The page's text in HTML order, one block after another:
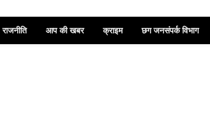
राजनीति आप की खबर क्राइम छग जनसंपर्क विभाग